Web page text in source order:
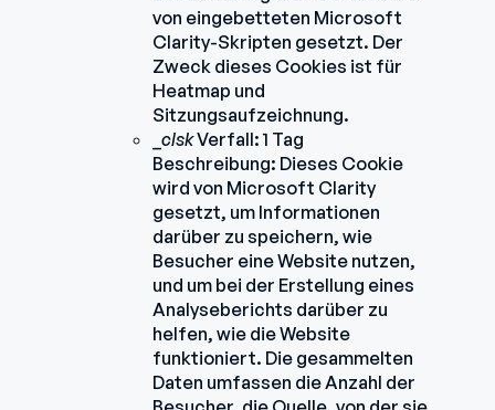
von eingebetteten Microsoft
Clarity-Skripten gesetzt. Der
Zweck dieses Cookies ist für
Heatmap und
Sitzungsaufzeichnung.
_clskVerfall: 1 Tag
Beschreibung: Dieses Cookie
wird von Microsoft Clarity
gesetzt, um Informationen
darüber zu speichern, wie
Besucher eine Website nutzen,
und um bei der Erstellung eines
Analyseberichts darüber zu
helfen, wie die Website
funktioniert. Die gesammelten
Daten umfassen die Anzahl der